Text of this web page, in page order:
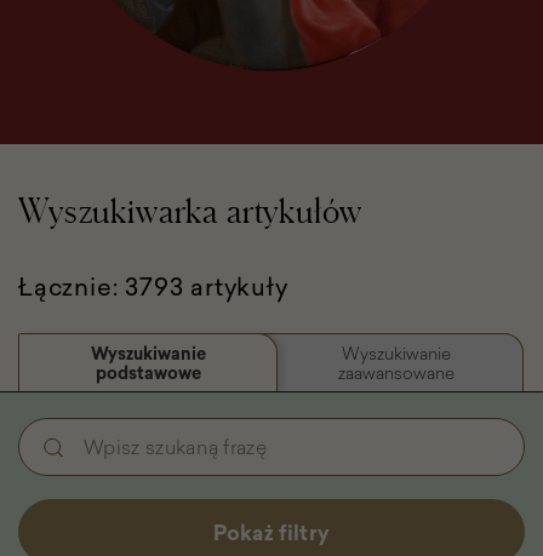
Wyszukiwarka artykułów
Łącznie: 3793 artykuły
Wyszukiwanie
podstawowe
Wyszukiwanie
zaawansowane
Wyszukiwanie
podstawowe
-
Filtry
Wpisz
szukaną
frazę
Pokaż filtry